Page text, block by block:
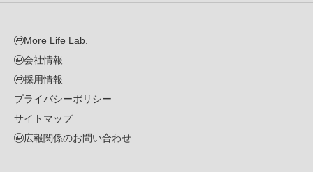
More Life Lab.
会社情報
採用情報
プライバシーポリシー
サイトマップ
広報関係のお問い合わせ